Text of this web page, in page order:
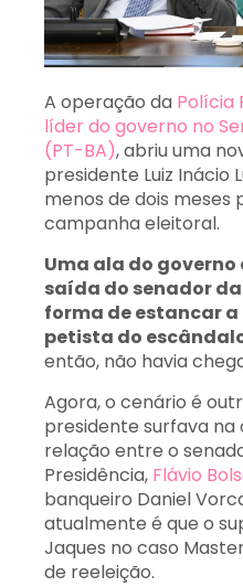
A operação da Polícia
líder do governo no
(PT-BA), abriu uma
presidente Luiz Inácio
menos de dois meses
campanha eleitoral.
Uma ala do governo
saída do senador
forma de estancar
petista do
então, não havia
Agora, o cenário é
presidente surfava na
relação entre o
Presidência, Flávio
banqueiro Daniel
atualmente é que o
Jaques no caso
de reeleição.